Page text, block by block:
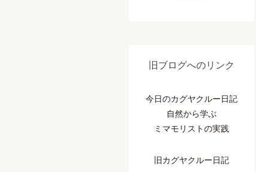
旧ブログへのリンク
今日のカグヤクルー日記
自然から学ぶ
ミマモリストの実践
旧カグヤクルー日記